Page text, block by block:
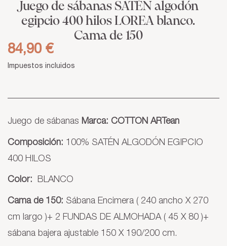
Juego de sábanas SATÉN algodón
egipcio 400 hilos LOREA blanco.
Cama de 150
84,90 €
Impuestos incluidos
Juego de sábanas Marca: COTTON ARTean
Composición: 100% SATÉN ALGODÓN EGIPCIO
400 HILOS
Color: BLANCO
Cama de 150: Sábana Encimera ( 240 ancho X 270
cm largo )+ 2 FUNDAS DE ALMOHADA ( 45 X 80 )+
sábana bajera ajustable 150 X 190/200 cm.